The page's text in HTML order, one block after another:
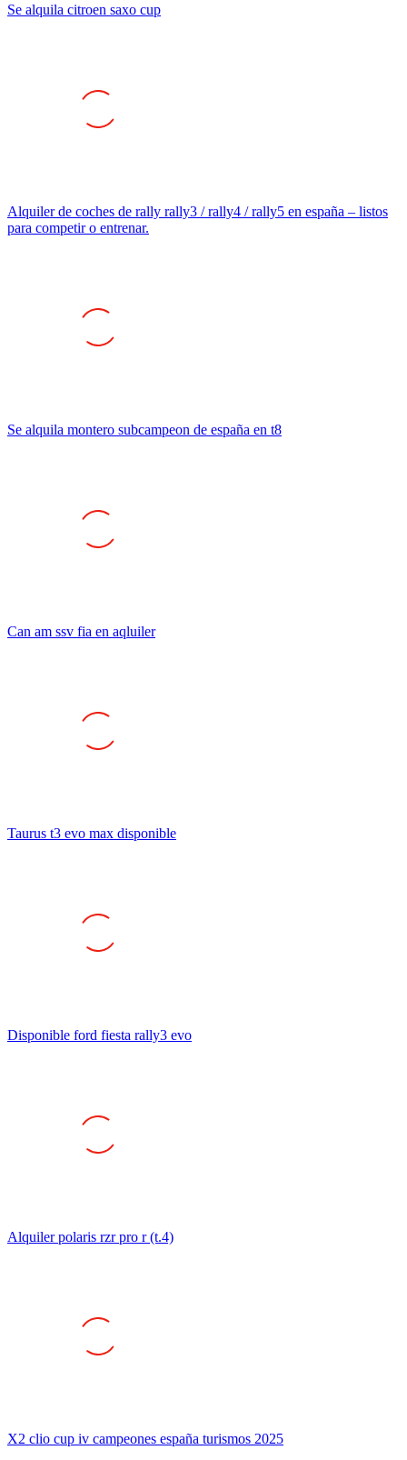
Se alquila citroen saxo cup
Alquiler de coches de rally rally3 / rally4 / rally5 en españa – listos
para competir o entrenar.
Se alquila montero subcampeon de españa en t8
Can am ssv fia en aqluiler
Taurus t3 evo max disponible
Disponible ford fiesta rally3 evo
Alquiler polaris rzr pro r (t.4)
X2 clio cup iv campeones españa turismos 2025